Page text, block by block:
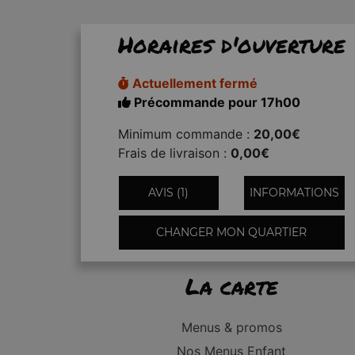
Horaires d'ouverture
Actuellement fermé
Précommande pour 17h00
Minimum commande : 20,00€
Frais de livraison : 0,00€
AVIS (1) INFORMATIONS
CHANGER MON QUARTIER
La carte
Menus & promos
Nos Menus Enfant